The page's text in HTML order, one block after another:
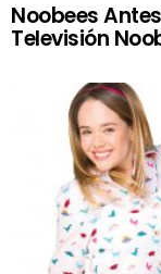
Noobees
Televisión